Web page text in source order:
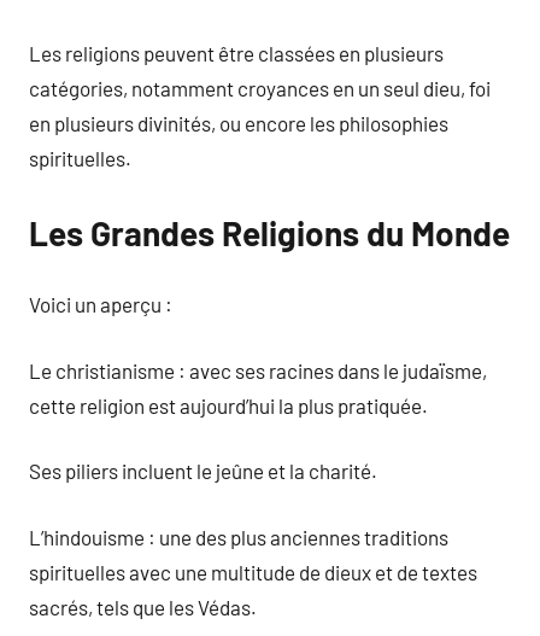
Les religions peuvent être classées en plusieurs
catégories, notamment croyances en un seul dieu, foi
en plusieurs divinités, ou encore les philosophies
spirituelles.
Les Grandes Religions du Monde
Voici un aperçu :
Le christianisme : avec ses racines dans le judaïsme,
cette religion est aujourd’hui la plus pratiquée.
Ses piliers incluent le jeûne et la charité.
L’hindouisme : une des plus anciennes traditions
spirituelles avec une multitude de dieux et de textes
sacrés, tels que les Védas.